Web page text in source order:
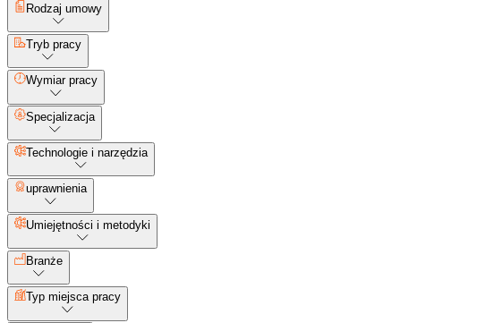
Rodzaj umowy
Tryb pracy
Wymiar pracy
Specjalizacja
Technologie i narzędzia
uprawnienia
Umiejętności i metodyki
Branże
Typ miejsca pracy